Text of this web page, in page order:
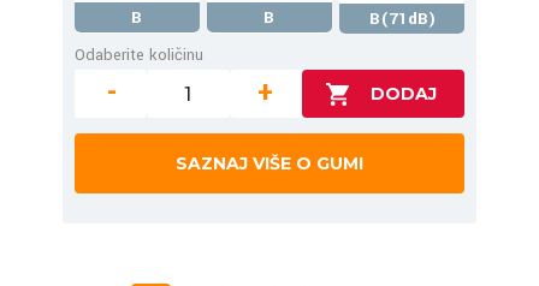
B B
B(71dB)
Odaberite količinu
- +
SAZNAJ VIŠE O GUMI